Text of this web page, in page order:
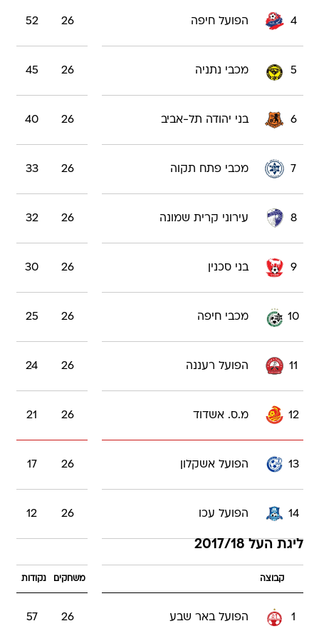
4 הפועל חיפה 26
52
5 מכבי נתניה 26
45
6 בני יהודה תל-אביב 26
40
7 מכבי פתח תקוה 26
33
8 עירוני קרית שמונה 26
32
9 בני סכנין 26
30
10 מכבי חיפה 26
25
11 הפועל רעננה 26
24
12 מ.ס. אשדוד 26
21
13 הפועל אשקלון 26
17
14 הפועל עכו 26
12
ליגת העל 2017/18
קבוצה משחקים נקודות
1 הפועל באר שבע 26
57